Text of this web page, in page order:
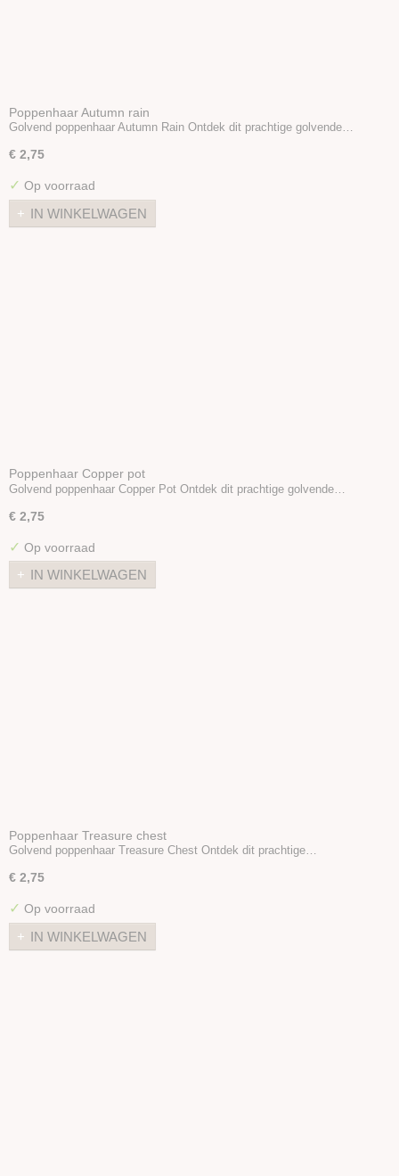
Poppenhaar Autumn rain
Golvend poppenhaar Autumn Rain Ontdek dit prachtige golvende…
€ 2,75
✓ Op voorraad
IN WINKELWAGEN
Poppenhaar Copper pot
Golvend poppenhaar Copper Pot Ontdek dit prachtige golvende…
€ 2,75
✓ Op voorraad
IN WINKELWAGEN
Poppenhaar Treasure chest
Golvend poppenhaar Treasure Chest Ontdek dit prachtige…
€ 2,75
✓ Op voorraad
IN WINKELWAGEN